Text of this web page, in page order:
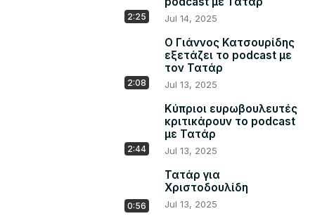
2:25 Jul 14, 2025
2:08
Ο Γιάννος Κατσουρίδης
εξετάζει το podcast με
τον Τατάρ
Jul 13, 2025
2:44
Κύπριοι ευρωβουλευτές
κριτικάρουν το podcast
με Τατάρ
Jul 13, 2025
0:56
Τατάρ για
Χριστοδουλίδη
Jul 13, 2025